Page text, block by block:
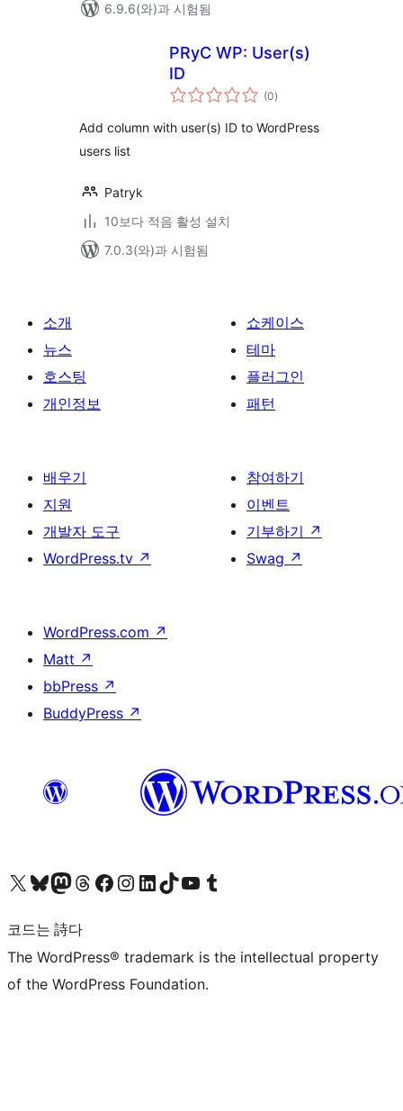
6.9.6(와)과 시험됨
PRyC WP: User(s)
ID
(0전
체
점
)
Add column with user(s) ID to WordPress
users list
Patryk
10보다 적음 활성 설치
7.0.3(와)과 시험됨
소개
뉴스
호스팅
개인정보
쇼케이스
테마
플러그인
패턴
배우기
지원
개발자 도구
WordPress.tv ↗
참여하기
이벤트
기부하기 ↗
Swag ↗
WordPress.com ↗
Matt ↗
bbPress ↗
BuddyPress ↗
X(이전 트위터) 계정 방문하기블루스카이 계정 방문하기마스토돈 계정 방문하기스레드 계정 방문하기 페이스북 페이지 방문하기인스타그램 계정 방문하기 LinkedIn 계정 방문하기틱톡 계정 방문하기유튜브 채널 방문하기 텀블러 계정 방문하기
코드는 詩다
The WordPress® trademark is the intellectual property
of the WordPress Foundation.